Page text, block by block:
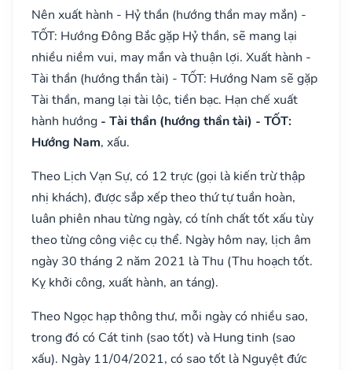
Nên xuất hành - Hỷ thần (hướng thần may mắn) -
TỐT: Hướng Đông Bắc gặp Hỷ thần, sẽ mang lại
nhiều niềm vui, may mắn và thuận lợi. Xuất hành -
Tài thần (hướng thần tài) - TỐT: Hướng Nam sẽ gặp
Tài thần, mang lại tài lộc, tiền bạc. Hạn chế xuất
hành hướng - Tài thần (hướng thần tài) - TỐT:
Hướng Nam, xấu.
Theo Lịch Vạn Sự, có 12 trực (gọi là kiến trừ thập
nhị khách), được sắp xếp theo thứ tự tuần hoàn,
luân phiên nhau từng ngày, có tính chất tốt xấu tùy
theo từng công việc cụ thể. Ngày hôm nay, lịch âm
ngày 30 tháng 2 năm 2021 là Thu (Thu hoạch tốt.
Kỵ khởi công, xuất hành, an táng).
Theo Ngọc hạp thông thư, mỗi ngày có nhiều sao,
trong đó có Cát tinh (sao tốt) và Hung tinh (sao
xấu). Ngày 11/04/2021, có sao tốt là Nguyệt đức